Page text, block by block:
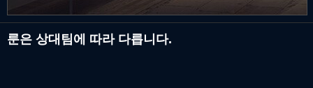
룬은 상대팀에 따라 다릅니다.